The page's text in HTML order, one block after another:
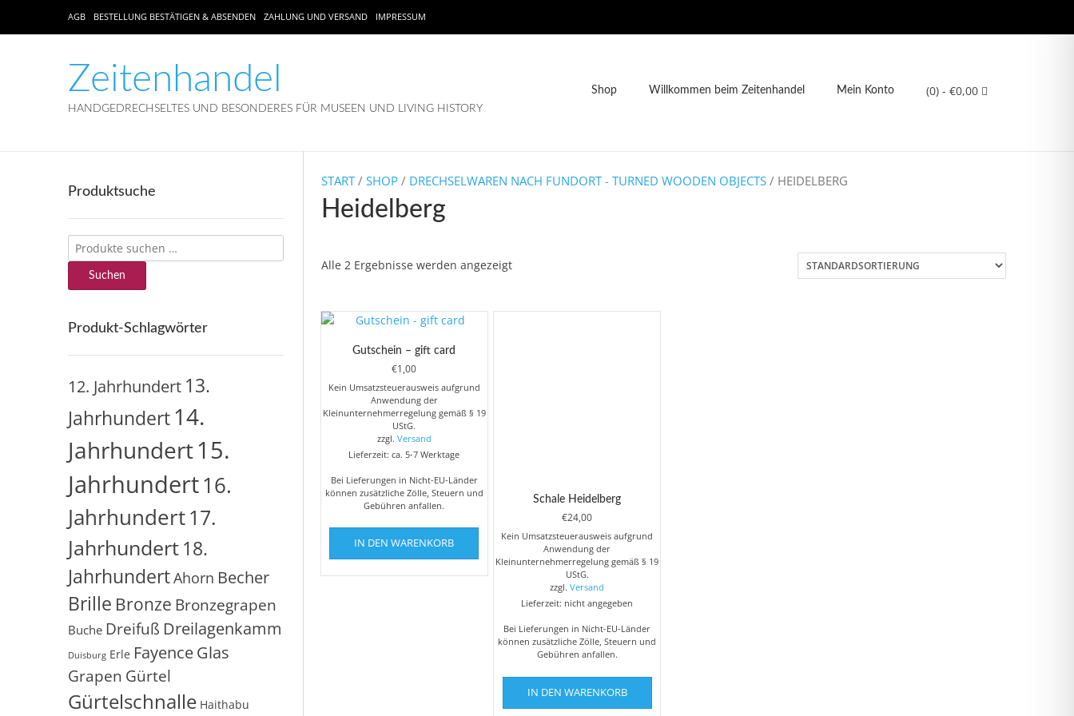
AGB BESTELLUNG BESTÄTIGEN & ABSENDEN ZAHLUNG UND VERSAND IMPRESSUM
Zeitenhandel
HANDGEDRECHSELTES UND BESONDERES FÜR MUSEEN UND LIVING HISTORY
(0) - €0,00
Shop Willkommen beim Zeitenhandel Mein Konto
START/ SHOP/ DRECHSELWAREN NACH FUNDORT - TURNED WOODEN OBJECTS/ HEIDELBERG
Heidelberg
Alle 2 Ergebnisse werden angezeigt
Gutschein – gift card
€1,00
Kein Umsatzsteuerausweis aufgrund
Anwendung der
Kleinunternehmerregelung gemäß § 19
UStG.
zzgl. Versand
Lieferzeit: ca. 5-7 Werktage
Bei Lieferungen in Nicht-EU-Länder
können zusätzliche Zölle, Steuern und
Gebühren anfallen.
IN DEN WARENKORB
Schale Heidelberg
€24,00
Kein Umsatzsteuerausweis aufgrund
Anwendung der
Kleinunternehmerregelung gemäß § 19
UStG.
zzgl.Versand
Lieferzeit: nicht angegeben
Bei Lieferungen in Nicht-EU-Länder
können zusätzliche Zölle, Steuern und
Gebühren anfallen.
IN DEN WARENKORB
Produktsuche
Suchen
nach:
Suchen
Produkt-Schlagwörter
12. Jahrhundert 13.
Jahrhundert14.
Jahrhundert15.
Jahrhundert16.
Jahrhundert17.
Jahrhundert18.
JahrhundertAhorn Becher
Brille Bronze Bronzegrapen
Buche Dreifuß Dreilagenkamm
Duisburg Erle FayenceGlas
Grapen Gürtel
Gürtelschnalle Haithabu